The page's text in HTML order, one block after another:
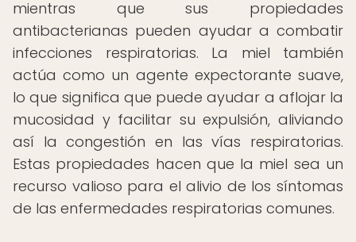
mientras que sus propiedades
antibacterianas pueden ayudar a combatir
infecciones respiratorias. La miel también
actúa como un agente expectorante suave,
lo que significa que puede ayudar a aflojar la
mucosidad y facilitar su expulsión, aliviando
así la congestión en las vías respiratorias.
Estas propiedades hacen que la miel sea un
recurso valioso para el alivio de los síntomas
de las enfermedades respiratorias comunes.